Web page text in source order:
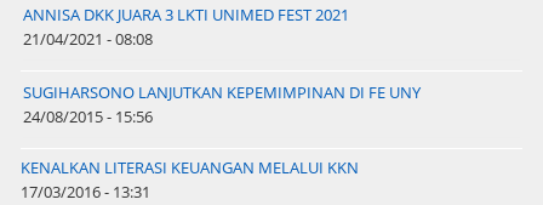
ANNISA DKK JUARA 3 LKTI UNIMED FEST 2021
21/04/2021 - 08:08
SUGIHARSONO LANJUTKAN KEPEMIMPINAN DI FE UNY
24/08/2015 - 15:56
KENALKAN LITERASI KEUANGAN MELALUI KKN
17/03/2016 - 13:31